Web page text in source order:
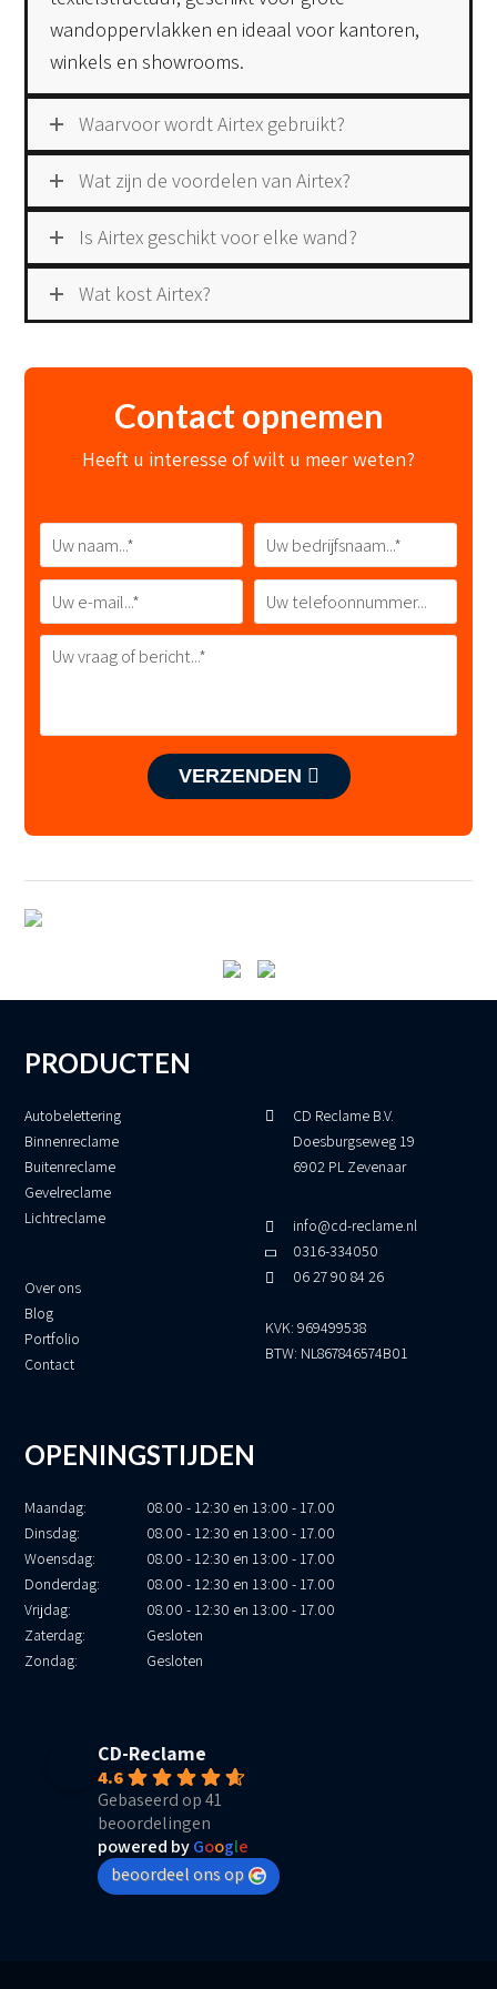
wandoppervlakken en ideaal voor kantoren,
winkels en showrooms.
Waarvoor wordt Airtex gebruikt?
Wat zijn de voordelen van Airtex?
Is Airtex geschikt voor elke wand?
Wat kost Airtex?
Contact opnemen
Heeft u interesse of wilt u meer weten?
VERZENDEN
PRODUCTEN
Autobelettering
Binnenreclame
Buitenreclame
Gevelreclame
Lichtreclame
Over ons
Blog
Portfolio
Contact
CD Reclame B.V.
Doesburgseweg 19
6902 PL Zevenaar
info@cd-reclame.nl
0316-334050
06 27 90 84 26
KVK: 969499538
BTW: NL867846574B01
OPENINGSTIJDEN
Maandag:
08.00 - 12:30 en 13:00 - 17.00
Dinsdag:
08.00 - 12:30 en 13:00 - 17.00
Woensdag:
08.00 - 12:30 en 13:00 - 17.00
Donderdag:
08.00 - 12:30 en 13:00 - 17.00
Vrijdag:
08.00 - 12:30 en 13:00 - 17.00
Zaterdag:
Gesloten
Zondag:
Gesloten
CD-Reclame
4.6
Gebaseerd op 41
beoordelingen
powered byGoogle
beoordeel ons op